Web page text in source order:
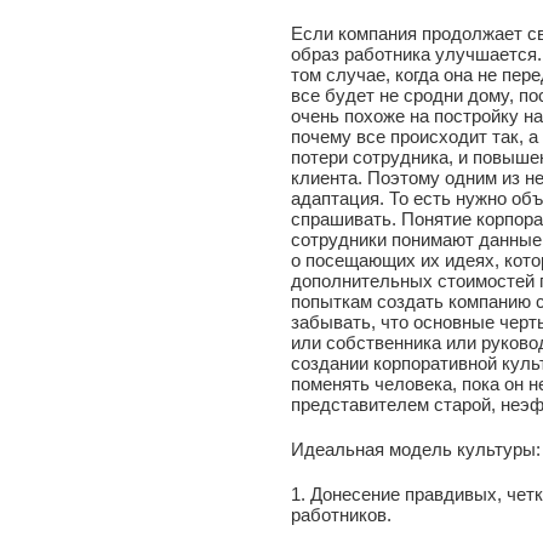
Если компания продолжает
образ работника
том случае, когда она не
все будет не сродни дому,
очень похоже на постройку
почему все происходит так,
потери сотрудника, и
клиента. Поэтому одним из
адаптация. То есть нужно
спрашивать. Понятие
сотрудники понимают
о посещающих их идеях,
дополнительных стоимостей
попыткам создать компанию
забывать, что основные
или собственника или
создании корпоративной
поменять человека, пока он
представителем старой,
Идеальная модель культуры:
1. Донесение правдивых,
работников.